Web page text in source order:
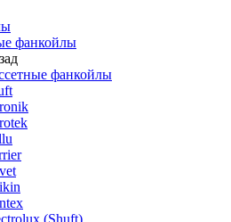
фанкойлы
фанкойлы
(Shuft)